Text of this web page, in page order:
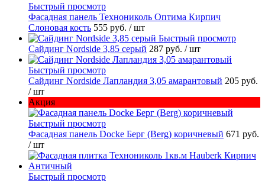
Быстрый просмотр
Фасадная панель Технониколь Оптима Кирпич
Слоновая кость 555 руб. / шт
Быстрый просмотр
Сайдинг Nordside 3,85 серый 287 руб. / шт
Быстрый просмотр
Сайдинг Nordside Лапландия 3,05 амарантовый 205 руб.
/ шт
Акция
Быстрый просмотр
Фасадная панель Docke Берг (Berg) коричневый 671 руб.
/ шт
Быстрый просмотр